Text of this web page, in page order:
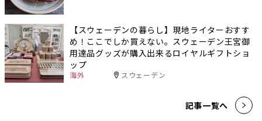
【スウェーデンの暮らし】現地ライターおすす
め！ここでしか買えない。スウェーデン王宮御
用達品グッズが購入出来るロイヤルギフトショ
ップ
海外 スウェーデン
記事一覧へ